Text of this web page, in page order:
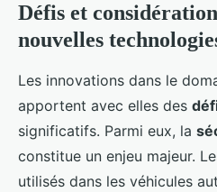
Défis et
nouvelles
Les innovations dans le
apportent avec elles des
significatifs. Parmi eux, la
constitue un enjeu majeur.
utilisés dans les véhicules